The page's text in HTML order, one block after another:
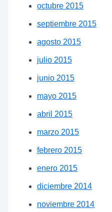
octubre 2015
septiembre 2015
agosto 2015
julio 2015
junio 2015
mayo 2015
abril 2015
marzo 2015
febrero 2015
enero 2015
diciembre 2014
noviembre 2014